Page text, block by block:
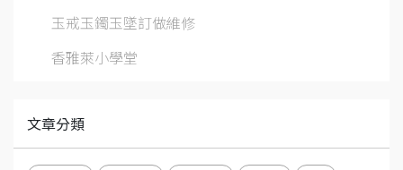
玉戒玉鐲玉墜訂做維修
香雅萊小學堂
文章分類